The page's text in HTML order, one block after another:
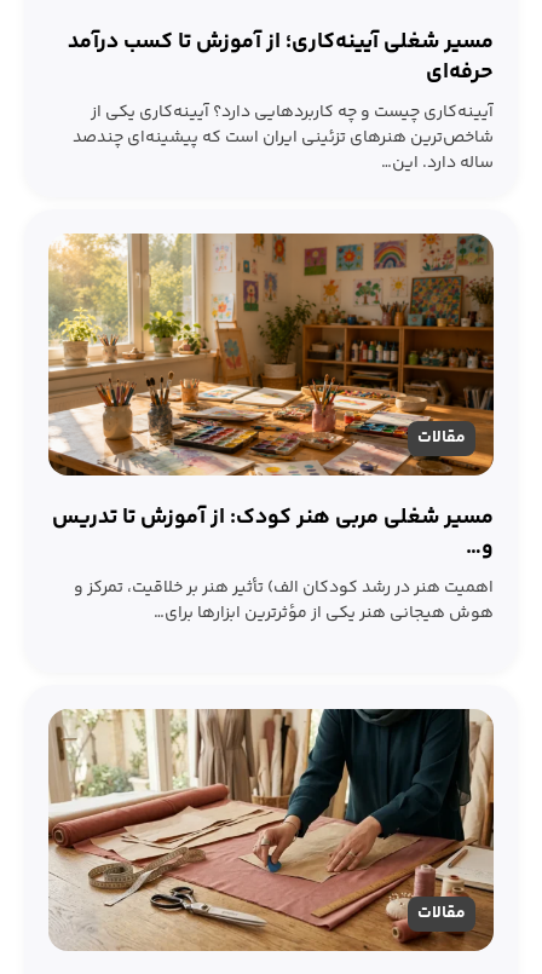
مسیر شغلی آیینه‌کاری؛ از آموزش تا کسب درآمد
حرفه‌ای
آیینه‌کاری چیست و چه کاربردهایی دارد؟ آیینه‌کاری یکی از
شاخص‌ترین هنرهای تزئینی ایران است که پیشینه‌ای چندصد
ساله دارد. این…
مقالات
مسیر شغلی مربی هنر کودک: از آموزش تا تدریس
و…
اهمیت هنر در رشد کودکان الف) تأثیر هنر بر خلاقیت، تمرکز و
هوش هیجانی هنر یکی از مؤثرترین ابزارها برای…
مقالات